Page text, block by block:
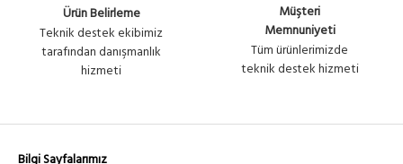
Ürün Belirleme
Teknik destek ekibimiz
tarafından danışmanlık
hizmeti
Müşteri
Memnuniyeti
Tüm ürünlerimizde
teknik destek hizmeti